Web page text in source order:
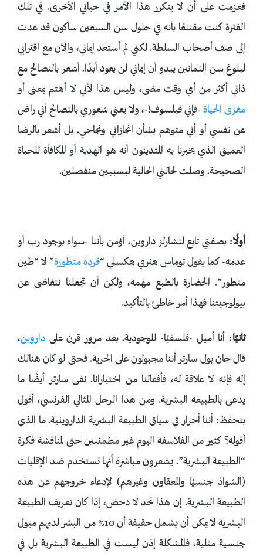
فعزمت على أن لا يتكرر هذا الأمر في حياتي الأخرى. في تلك
الفترة كنت مقتنعًا بأنه في حلول سن السبعين سأكون قد عدت
إلى صف أصحاب السلطة. لكني لم أستعد إيماني، والآن مع اقترابي
لبلوغ سن الثمانين يبدو أن إيماني لن يعود أبدًا. أشعر بالتصالح مع
ذاتي أكثر من أي وقت مضى، وليس هذا لأني لا أهتم بمعنى أو
مغزى الحياة -فإني فيلسوف!-، ولا يعني شعوري بالتصالح أني راض
عن نفسي أو أني متوهم بشأن انجازاتي ونجاحي. بل أشعر بالرضا
العميق الذي يخبرنا به المتدينون أنه هو الهدية أو المكافأة للحياة
الصحيحة. وصلت لحالتي الحالية لبسببين منفصلين.
أولًا: بصفتي تابع لتشارلز داروين، أؤمن بأننا -سواء بوجود رب أو
عدمه- كما يقول توماس هنري هكسلي “قردة متطورة” لا “طين
متطور”. الحضارة بالطبع مهمة، ولكن أن تجعلنا نتغاضى عن
بيولوجيتنا فهذا أمر خاطئ بالتأكيد.
ثانيًا: أنا أميل -فلسفيًا- للوجودية. بعد مرور قرن على داروين،
قال جان بول سارتر أننا مجبولون على الحرية. فحتى لو كان هنالك
إله فإنه لا علاقة له، فأفعالنا من اختيارانا. نفى سارتر أيضًا ما
يدعى بالطبيعة البشرية. ومن هذا الرجل المثالي الفرنسي، أقول
بتحفظ: أننا أحرار في سياق الطبيعة البشرية الداروينية. ما الذي
أقوله؟ كثير من الفلاسفة اليوم غير مطمئنين حتى لمناقشة فكرة
“الطبيعة البشرية”. يشعرون مباشرة أنها تستخدم ضد الإقليات
(الشواذ جنسيًا والمعقاون وغيرهم) لإدعاء خروجهم عن هذه
الطبيعة البشرية. إن هذا تحد لا دحض، إذا كان تعريف الطبيعة
البشرية لا يمكن أن يشمل حقيقة أن 10% من البشر لديهم ميول
جنسية مثلية، فالمشكلة إذن ليست في الطبيعة البشرية بل في